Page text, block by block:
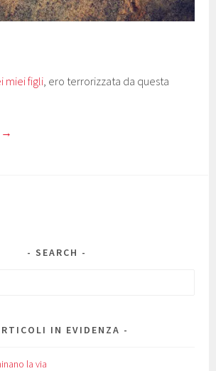
miei figli , ero terrorizzata da questa
→
SEARCH
IN EVIDENZA
la via